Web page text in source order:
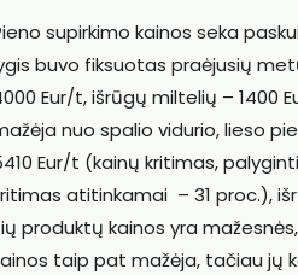
supirkimo kainos seka
buvo fiksuotas praėjusių
Eur/t, išrūgų miltelių – 1400
nuo spalio vidurio, lieso
Eur/t (kainų kritimas,
atitinkamai – 31 proc.),
produktų kainos yra
taip pat mažėja, tačiau jų